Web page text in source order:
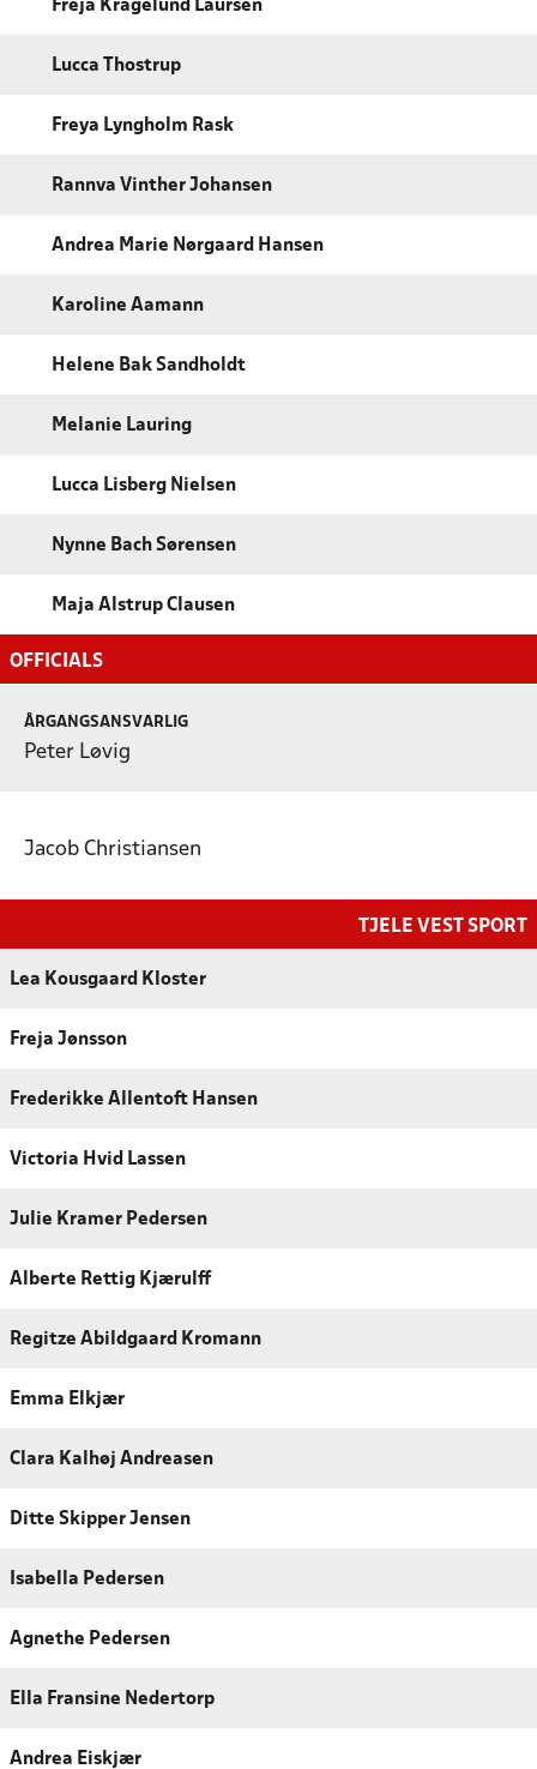
Freja Kragelund Laursen
Lucca Thostrup
Freya Lyngholm Rask
Rannva Vinther Johansen
Andrea Marie Nørgaard Hansen
Karoline Aamann
Helene Bak Sandholdt
Melanie Lauring
Lucca Lisberg Nielsen
Nynne Bach Sørensen
Maja Alstrup Clausen
OFFICIALS
ÅRGANGSANSVARLIG
Peter Løvig
Jacob Christiansen
TJELE VEST SPORT
Lea Kousgaard Kloster
Freja Jønsson
Frederikke Allentoft Hansen
Victoria Hvid Lassen
Julie Kramer Pedersen
Alberte Rettig Kjærulff
Regitze Abildgaard Kromann
Emma Elkjær
Clara Kalhøj Andreasen
Ditte Skipper Jensen
Isabella Pedersen
Agnethe Pedersen
Ella Fransine Nedertorp
Andrea Eiskjær